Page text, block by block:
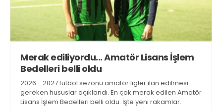
Merak ediliyordu... Amatör Lisans İşlem
Bedelleri belli oldu
2026 - 2027 futbol sezonu amatör ligler ilan edilmesi
gereken hususlar açıklandı. En çok merak edilen Amatör
Lisans İşlem Bedelleri belli oldu. İşte yeni rakamlar.